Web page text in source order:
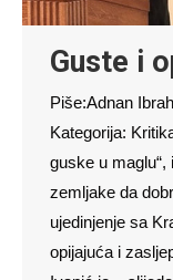
Guste i
Piše:Adnan
Kategorija:
guske u
zemljake da
ujedinjenje sa
opijajuća i